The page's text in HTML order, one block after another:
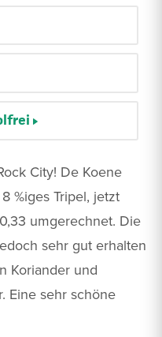
City! De Koene
%iges Tripel, jetzt
umgerechnet. Die
sehr gut erhalten
Koriander und
Eine sehr schöne